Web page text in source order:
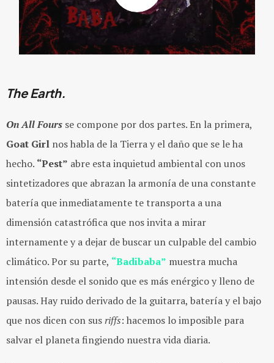
The Earth.
On All Fours se compone por dos partes. En la primera,
Goat Girl nos habla de la Tierra y el daño que se le ha
hecho. “Pest” abre esta inquietud ambiental con unos
sintetizadores que abrazan la armonía de una constante
batería que inmediatamente te transporta a una
dimensión catastrófica que nos invita a mirar
internamente y a dejar de buscar un culpable del cambio
climático. Por su parte, “Badibaba” muestra mucha
intensión desde el sonido que es más enérgico y lleno de
pausas. Hay ruido derivado de la guitarra, batería y el bajo
que nos dicen con susriffs: hacemos lo imposible para
salvar el planeta fingiendo nuestra vida diaria.